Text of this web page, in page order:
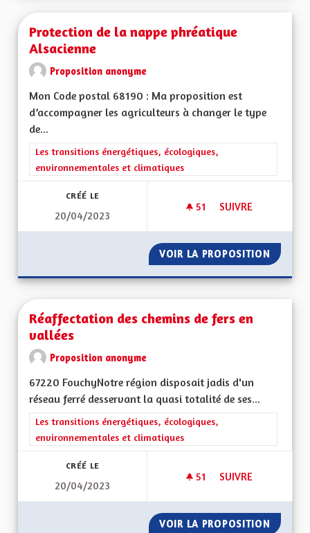
Protection de la nappe phréatique
Alsacienne
Proposition anonyme
Mon Code postal 68190 : Ma proposition est
d’accompagner les agriculteurs à changer le type
de...
Filtrer les résultats de la catégorie : Les transitions
Les transitions énergétiques, écologiques,
environnementales et climatiques
CRÉÉ LE
20/04/2023
51 51 ABONNÉS
SUIVRE
VOIR LA PROPOSITION
Réaffectation des chemins de fers en
vallées
Proposition anonyme
67220 FouchyNotre région disposait jadis d'un
réseau ferré desservant la quasi totalité de ses...
Filtrer les résultats de la catégorie : Les transitions
Les transitions énergétiques, écologiques,
environnementales et climatiques
CRÉÉ LE
20/04/2023
51 51 ABONNÉS
SUIVRE
VOIR LA PROPOSITION